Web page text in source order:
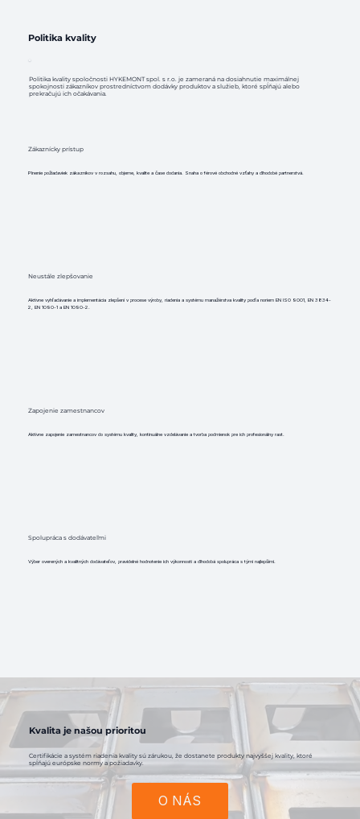
Politika kvality
Politika kvality spoločnosti HYKEMONT spol. s r.o. je zameraná na dosiahnutie maximálnej
spokojnosti zákazníkov prostredníctvom dodávky produktov a služieb, ktoré spĺňajú alebo
prekračujú ich očakávania.
Zákaznícky prístup
Plnenie požiadaviek zákazníkov v rozsahu, objeme, kvalite a čase dodania. Snaha o férové obchodné vzťahy a dlhodobé partnerstvá.
Neustále zlepšovanie
Aktívne vyhľadávanie a implementácia zlepšení v procese výroby, riadenia a systému manažérstva kvality podľa noriem EN ISO 9001, EN 3834-
2, EN 1090-1 a EN 1090-2.
Zapojenie zamestnancov
Aktívne zapojenie zamestnancov do systému kvality, kontinuálne vzdelávanie a tvorba podmienok pre ich profesionálny rast.
Spolupráca s dodávateľmi
Výber overených a kvalitných dodávateľov, pravidelné hodnotenie ich výkonnosti a dlhodobá spolupráca s tými najlepšími.
Kvalita je našou prioritou
Certifikácie a systém riadenia kvality sú zárukou, že dostanete produkty najvyššej kvality, ktoré
spĺňajú európske normy a požiadavky.
O NÁS